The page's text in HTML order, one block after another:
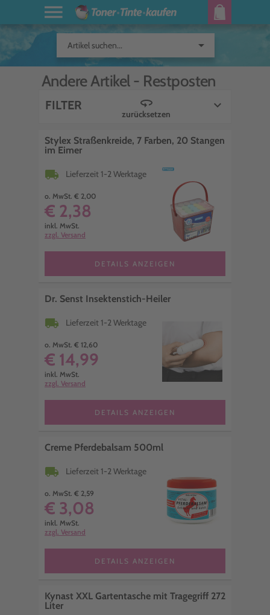
Artikel suchen... arrow_drop_down
Andere Artikel - Restposten
FILTER 360
zurücksetzen
keyboard_arrow_down
Stylex Straßenkreide, 7 Farben, 20 Stangen
im Eimer
local_shipping Lieferzeit 1-2 Werktage
o. MwSt. € 2,00
€ 2,38
inkl. MwSt.
zzgl. Versand
DETAILS ANZEIGEN
Dr. Senst Insektenstich-Heiler
local_shipping Lieferzeit 1-2 Werktage
o. MwSt. € 12,60
€ 14,99
inkl. MwSt.
zzgl. Versand
DETAILS ANZEIGEN
Creme Pferdebalsam 500ml
local_shipping Lieferzeit 1-2 Werktage
o. MwSt. € 2,59
€ 3,08
inkl. MwSt.
zzgl. Versand
DETAILS ANZEIGEN
Kynast XXL Gartentasche mit Tragegriff 272
Liter